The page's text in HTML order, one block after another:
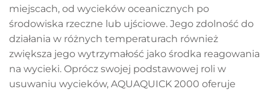
miejscach, od wycieków oceanicznych po
środowiska rzeczne lub ujściowe. Jego zdolność do
działania w różnych temperaturach również
zwiększa jego wytrzymałość jako środka reagowania
na wycieki. Oprócz swojej podstawowej roli w
usuwaniu wycieków, AQUAQUICK 2000 oferuje